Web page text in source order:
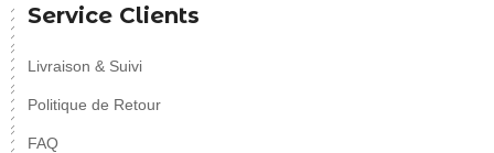
Service Clients
Livraison & Suivi
Politique de Retour
FAQ